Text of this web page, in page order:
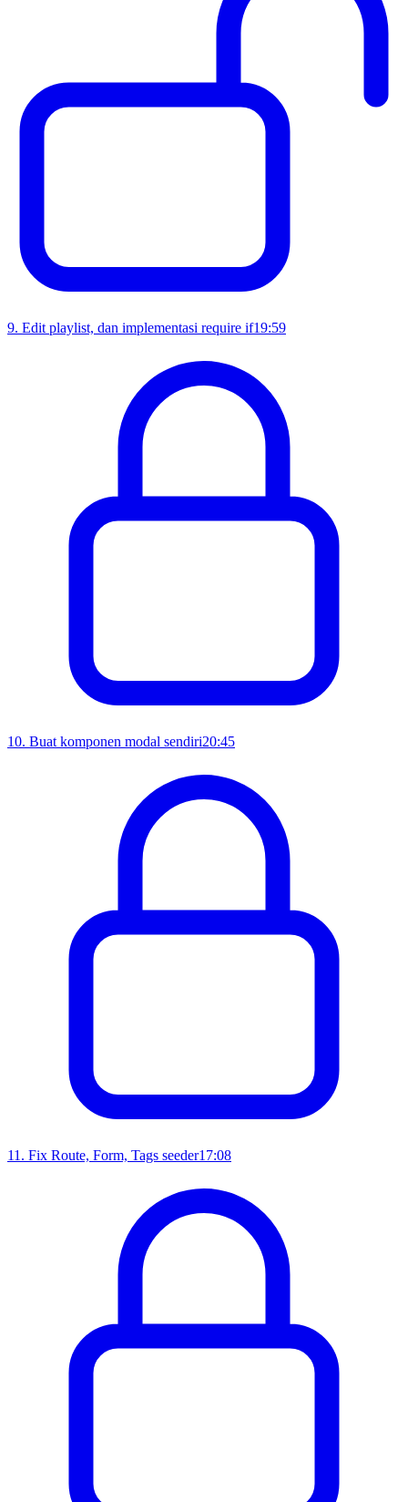
9. Edit playlist, dan implementasi require if19:59
10. Buat komponen modal sendiri20:45
11 . Fix Route, Form, Tags seeder17:08